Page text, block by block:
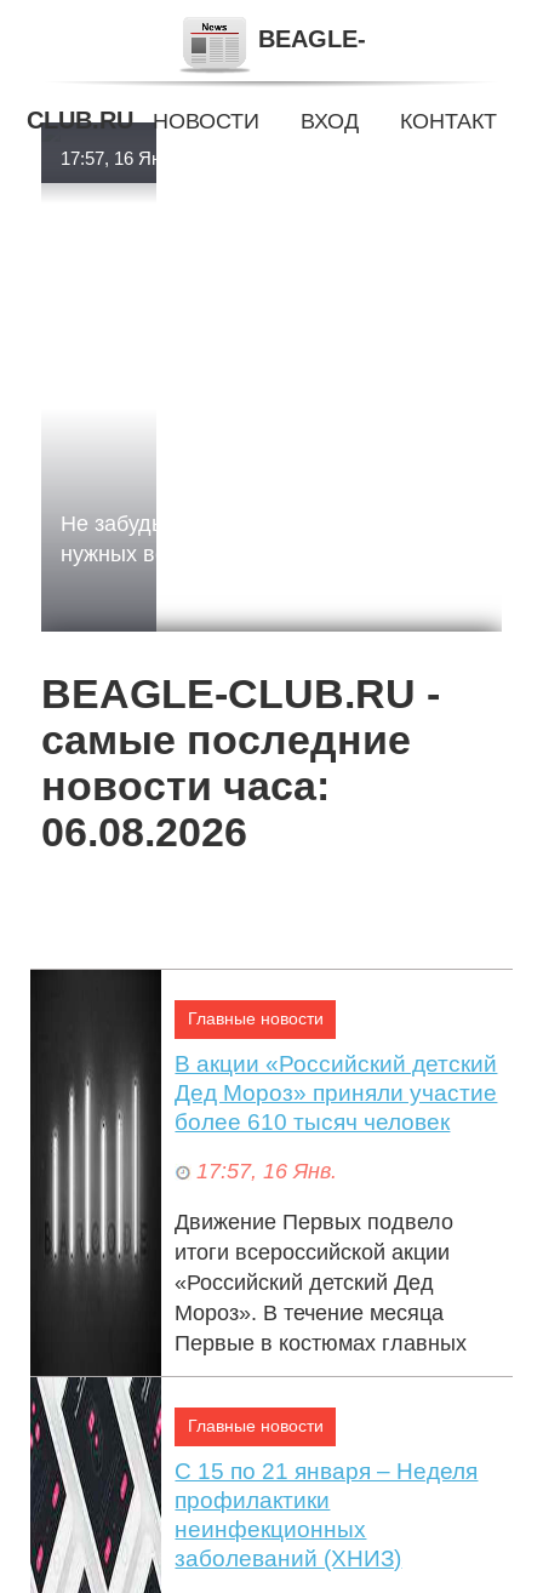
17:57, 16 Янв.
мировоззрение
Не забудьте взять с собой: 7 необычных и
нужных вещей для дальней поездки
17:57, 16 Янв.
Отдых в Хургаде: что нужно знать
Сразу шесть произведений Михаила
Гуцериева стали «песнями года»
BEAGLE-CLUB.RU -
самые последние
новости часа:
06.08.2026
Главные новости
В акции «Российский детский
Дед Мороз» приняли участие
более 610 тысяч человек
17:57, 16 Янв.
Движение Первых подвело
итоги всероссийской акции
«Российский детский Дед
Мороз». В течение месяца
Первые в костюмах главных
новогодних героев поздра...
Главные новости
С 15 по 21 января – Неделя
профилактики
неинфекционных
заболеваний (ХНИЗ)
BEAGLE-
CLUB.RU НОВОСТИ ВХОД КОНТАКТ